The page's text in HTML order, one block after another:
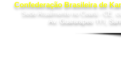
Confederação Brasileira de
Sede Atualmente no Ceará - CE,
Av. Guararapes 111,